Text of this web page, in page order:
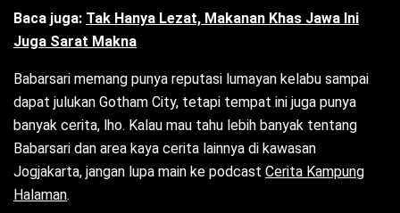
Baca juga: Tak Hanya Lezat, Makanan Khas Jawa Ini
Juga Sarat Makna
Babarsari memang punya reputasi lumayan kelabu sampai
dapat julukan Gotham City, tetapi tempat ini juga punya
banyak cerita, lho. Kalau mau tahu lebih banyak tentang
Babarsari dan area kaya cerita lainnya di kawasan
Jogjakarta, jangan lupa main ke podcast Cerita Kampung
Halaman.